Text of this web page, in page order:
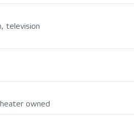
television
owned